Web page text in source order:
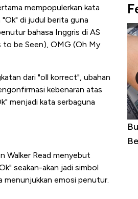
mempopulerkan kata
di judul berita guna
bahasa Inggris di AS
to be Seen), OMG (Oh My
dari "oll korrect", ubahan
kebenaran atas
menjadi kata serbaguna
Walker Read menyebut
seakan-akan jadi simbol
menunjukkan emosi penutur.
Tertinggi, Ada Jakarta